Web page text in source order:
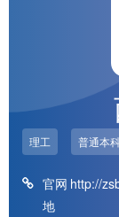
理工 普通本
官网
地
http://